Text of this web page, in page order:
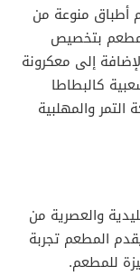
منوعة من
بتخصيص
إلى معكرونة
كالبطاطا
والمهلبية
والعصرية من
المطعم تجربة
للمطعم.